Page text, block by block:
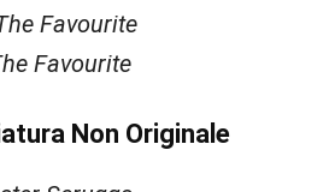
Favourite
Favourite
Non Originale